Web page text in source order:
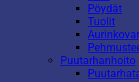
Pöydät
Tuolit
Puutarhanhoito